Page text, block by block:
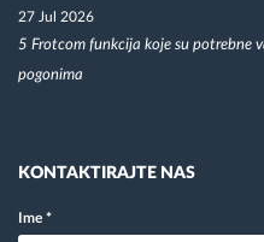
27 Jul 2026
5 Frotcom funkcija koje su potrebne
pogonima
KONTAKTIRAJTE NAS
Ime *